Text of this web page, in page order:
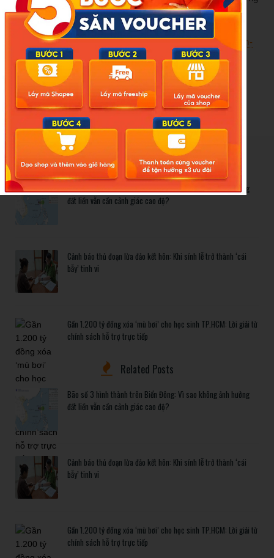
lợi 6,1 tỷ đồng.
Nguồn:https://dantri.com.vn/phap-luat/chu-tich-xa-giup-em-
trai-bien-dat-cong-thanh-tu-khien-5-can-bo-lien-luy-
20250925160735705.htm
New Posts
Bão số 3 hình thành trên Biển Đông: Vì sao không ảnh hưởng
đất liền vẫn cần cảnh giác cao độ?
Cảnh báo thủ đoạn lừa đảo kết hôn: Khi sính lễ trở thành ‘cái
bẫy’ tinh vi
Gần 1.200 tỷ đồng xóa ‘mù bơi’ cho học sinh TP.HCM: Lời giải từ
chính sách hỗ trợ trực tiếp
Related Posts
Bão số 3 hình thành trên Biển Đông: Vì sao không ảnh hưởng
đất liền vẫn cần cảnh giác cao độ?
Cảnh báo thủ đoạn lừa đảo kết hôn: Khi sính lễ trở thành ‘cái
bẫy’ tinh vi
Gần 1.200 tỷ đồng xóa ‘mù bơi’ cho học sinh TP.HCM: Lời giải từ
chính sách hỗ trợ trực tiếp